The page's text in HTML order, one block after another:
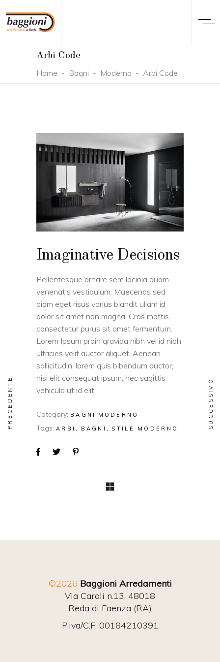
Arbi Code
Home - Bagni - Moderno - Arbi Code
Imaginative Decisions
Pellentesque ornare sem lacinia quam
venenatis vestibulum. Maecenas sed
diam eget risus varius blandit ullam id
dolor sit amet non magna. Cras mattis
consectetur purus sit amet fermentum.
Lorem Ipsum proin gravida nibh vel id nibh
ultricies velit auctor aliquet. Aenean
sollicitudin, lorem quis bibendum auctor,
nisi elit consequat ipsum, nec sagittis
vehicula ut id elit.
Category: BAGNI MODERNO
Tags: ARBI BAGNI STILE MODERNO
PRECEDENTE SUCCESSIVO
©2026 Baggioni Arredamenti
Via Caroli n.13, 48018
Reda di Faenza (RA)
P.iva/C.F: 00184210391